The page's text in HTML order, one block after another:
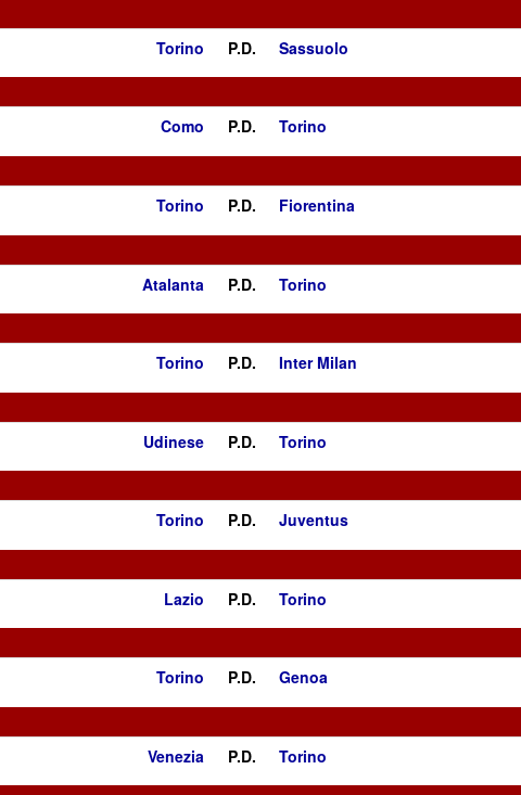
Torino P.D. Sassuolo
Como P.D. Torino
Torino P.D. Fiorentina
Atalanta P.D. Torino
Torino P.D. Inter Milan
Udinese P.D. Torino
Torino P.D. Juventus
Lazio P.D. Torino
Torino P.D. Genoa
Venezia P.D. Torino